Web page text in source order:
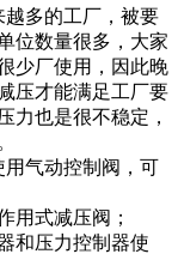
越多的工厂，被要
位数量很多，大家
少厂使用，因此晚
压才能满足工厂要
力也是很不稳定，
用气动控制阀，可
用式减压阀；
和压力控制器使